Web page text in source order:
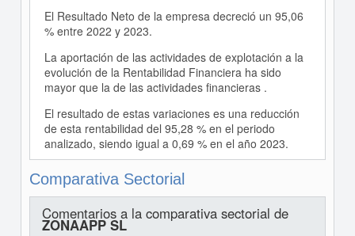
El Resultado Neto de la empresa decreció un 95,06
% entre 2022 y 2023.
La aportación de las actividades de explotación a la
evolución de la Rentabilidad Financiera ha sido
mayor que la de las actividades financieras .
El resultado de estas variaciones es una reducción
de esta rentabilidad del 95,28 % en el periodo
analizado, siendo igual a 0,69 % en el año 2023.
Comparativa Sectorial
Comentarios a la comparativa sectorial de
ZONAAPP SL